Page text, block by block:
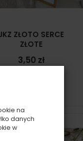
ZŁOTO SERCE
ZŁOTE
3,50 zł
na
danych
w